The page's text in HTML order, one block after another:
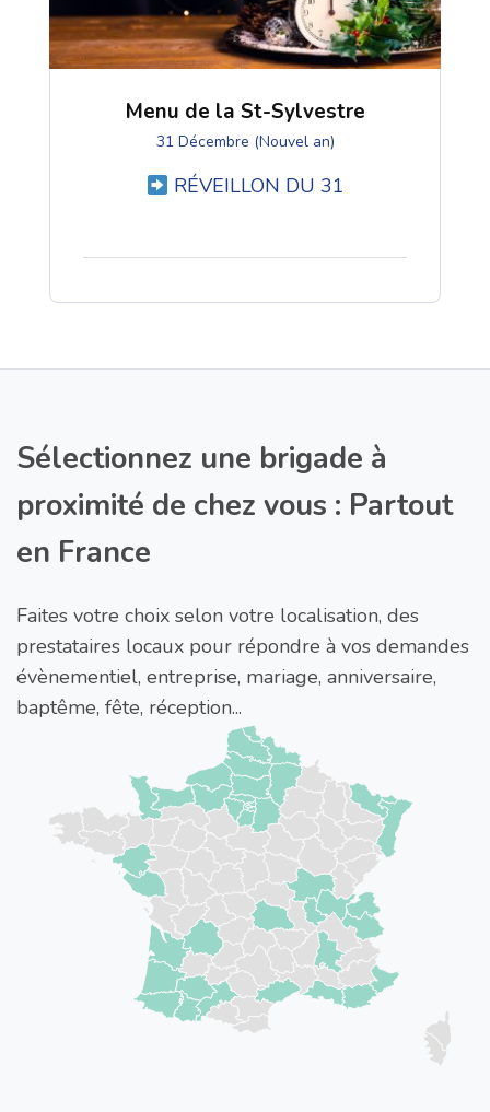
Menu de la St-Sylvestre
31 Décembre (Nouvel an)
RÉVEILLON DU 31
Sélectionnez une brigade à
proximité de chez vous : Partout
en France
Faites votre choix selon votre localisation, des
prestataires locaux pour répondre à vos demandes
évènementiel, entreprise, mariage, anniversaire,
baptême, fête, réception...